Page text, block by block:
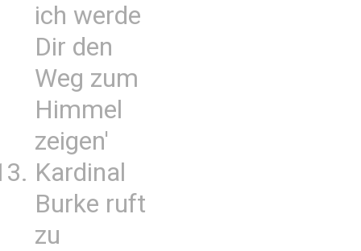
ich werde
Dir den
Weg zum
Himmel
zeigen'
Kardinal
Burke ruft
zu